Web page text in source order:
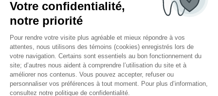
Patients
Enfants
Nous joindre